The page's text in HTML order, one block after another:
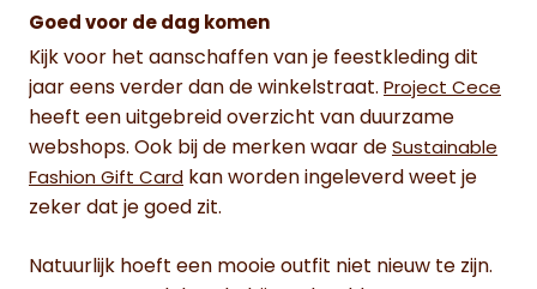
Goed voor de dag komen
Kijk voor het aanschaffen van je feestkleding dit
jaar eens verder dan de winkelstraat. Project Cece
heeft een uitgebreid overzicht van duurzame
webshops. Ook bij de merken waar de Sustainable
Fashion Gift Card kan worden ingeleverd weet je
zeker dat je goed zit.
Natuurlijk hoeft een mooie outfit niet nieuw te zijn.